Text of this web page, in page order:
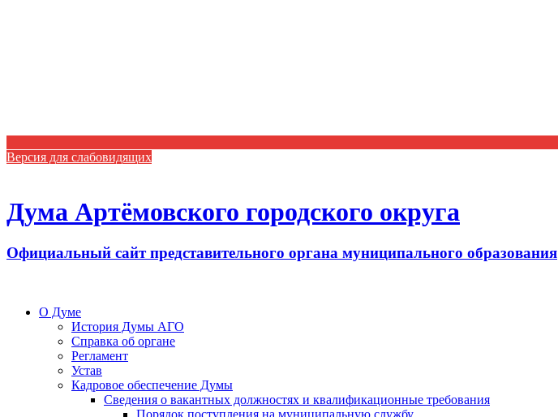
Версия для слабовидящих
Дума Артёмовского городского округа
Официальный сайт представительного органа муниципального образования
О Думе
История Думы АГО
Справка об органе
Регламент
Устав
Кадровое обеспечение Думы
Сведения о вакантных должностях и квалификационные требования
Порядок поступления на муниципальную службу